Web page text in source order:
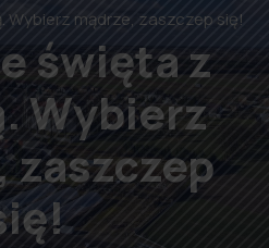
Wybierz mądrze, zaszczep się!
święta z
Wybierz
zaszczep